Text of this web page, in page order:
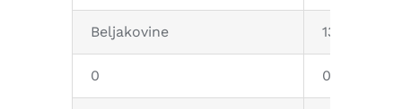
Beljakovine 13,28 g
0 0,83 g